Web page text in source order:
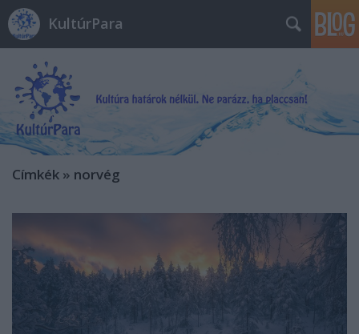
KultúrPara
Címkék » norvég